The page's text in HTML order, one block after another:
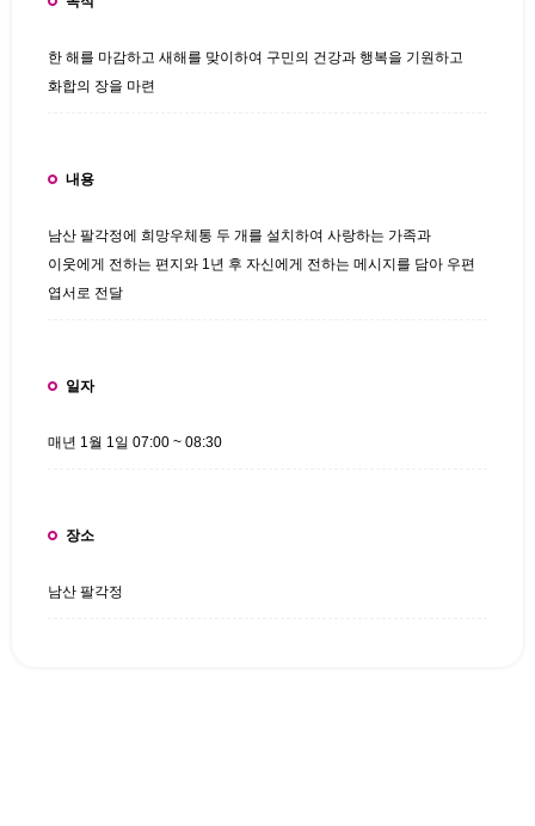
한 해를 마감하고 새해를 맞이하여 구민의 건강과 행복을 기원하고
화합의 장을 마련
내용
남산 팔각정에 희망우체통 두 개를 설치하여 사랑하는 가족과
이웃에게 전하는 편지와 1년 후 자신에게 전하는 메시지를 담아 우편
엽서로 전달
일자
매년 1월 1일 07:00 ~ 08:30
장소
남산 팔각정